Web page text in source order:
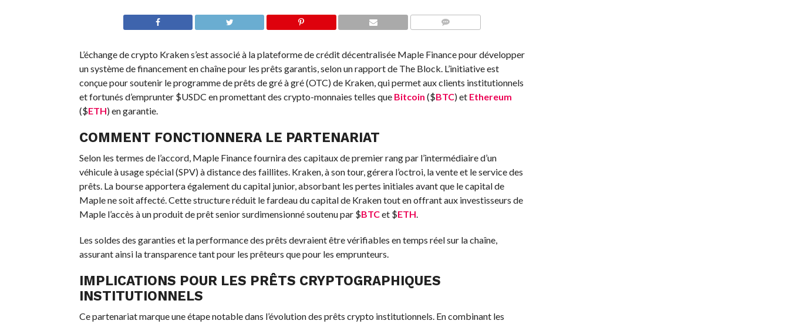
L’échange de crypto Kraken s’est associé à la plateforme de crédit décentralisée Maple Finance pour développer
un système de financement en chaîne pour les prêts garantis, selon un rapport de The Block. L’initiative est
conçue pour soutenir le programme de prêts de gré à gré (OTC) de Kraken, qui permet aux clients institutionnels
et fortunés d’emprunter $USDC en promettant des crypto-monnaies telles que Bitcoin ($BTC) et Ethereum
($ETH) en garantie.
COMMENT FONCTIONNERA LE PARTENARIAT
Selon les termes de l’accord, Maple Finance fournira des capitaux de premier rang par l’intermédiaire d’un
véhicule à usage spécial (SPV) à distance des faillites. Kraken, à son tour, gérera l’octroi, la vente et le service des
prêts. La bourse apportera également du capital junior, absorbant les pertes initiales avant que le capital de
Maple ne soit affecté. Cette structure réduit le fardeau du capital de Kraken tout en offrant aux investisseurs de
Maple l’accès à un produit de prêt senior surdimensionné soutenu par $BTCet $ETH.
Les soldes des garanties et la performance des prêts devraient être vérifiables en temps réel sur la chaîne,
assurant ainsi la transparence tant pour les prêteurs que pour les emprunteurs.
IMPLICATIONS POUR LES PRÊTS CRYPTOGRAPHIQUES
INSTITUTIONNELS
Ce partenariat marque une étape notable dans l’évolution des prêts crypto institutionnels. En combinant les